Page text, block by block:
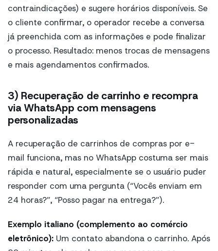
contraindicações) e sugere horários disponíveis. Se
o cliente confirmar, o operador recebe a conversa
já preenchida com as informações e pode finalizar
o processo. Resultado: menos trocas de mensagens
e mais agendamentos confirmados.
3) Recuperação de carrinho e recompra
via WhatsApp com mensagens
personalizadas
A recuperação de carrinhos de compras por e-
mail funciona, mas no WhatsApp costuma ser mais
rápida e natural, especialmente se o usuário puder
responder com uma pergunta (“Vocês enviam em
24 horas?”, “Posso pagar na entrega?”).
Exemplo italiano (complemento ao comércio
eletrônico): Um contato abandona o carrinho. Após